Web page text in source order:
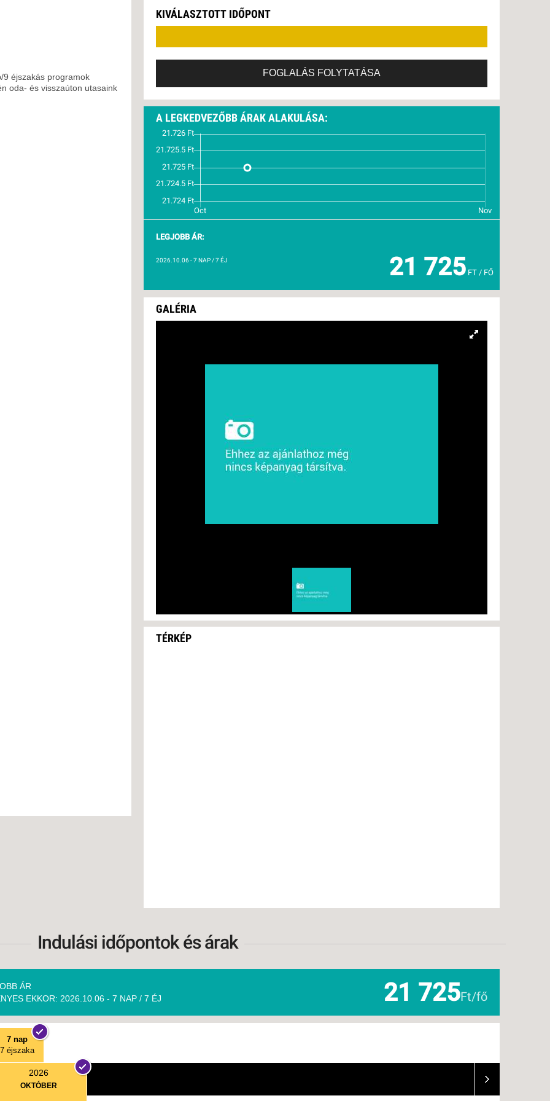
TOURS
GALÉRIA
A LEGKEDVEZŐBB ÁRAK ALAKULÁSA:
LEGJOBB ÁR:
2026.10.06 - 7 NAP / 7 ÉJ 21 725 FT / FŐ
KIVÁLASZTOTT IDŐPONT
FOGLALÁS FOLYTATÁSA
9 éjszakás programok
oda- és visszaúton utasaink
TÉRKÉP
Indulási időpontok és árak
ÁR
EKKOR: 2026.10.06 - 7 NAP / 7 ÉJ
21 725Ft/fő
7 nap
7 éjszaka
2026
OKTÓBER